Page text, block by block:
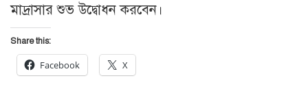
মাদ্রাসার শুভ উদ্বোধন করবেন।
Share this:
Facebook X